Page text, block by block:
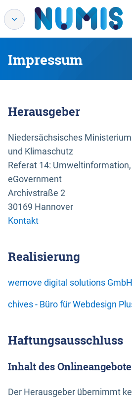
Impressum
Herausgeber
Niedersächsisches
und Klimaschutz
Referat 14:
eGovernment
Archivstraße 2
30169 Hannover
Kontakt
Realisierung
wemove digital solutions GmbH
chives - Büro für Webdesign
Haftungsausschluss
Inhalt des
Der Herausgeber übernimmt